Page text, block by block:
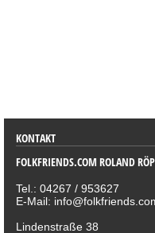
KONTAKT
FOLKFRIENDS.COM ROLAND
Tel.: 04267 / 953627
E-Mail:
Lindenstraße 38